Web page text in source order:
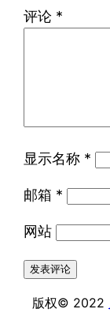
评论 *
显示名称 *
邮箱 *
网站
版权© 2022